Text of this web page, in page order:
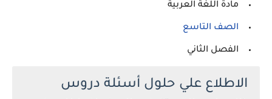
مادة اللغة العربية
الصف التاسع
الفصل الثاني
الاطلاع علي حلول أسئلة دروس